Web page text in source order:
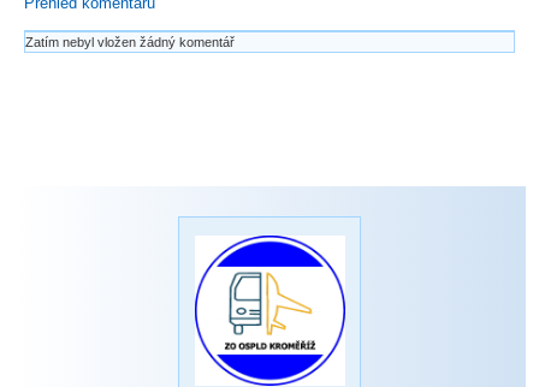
Zatím nebyl vložen žádný komentář